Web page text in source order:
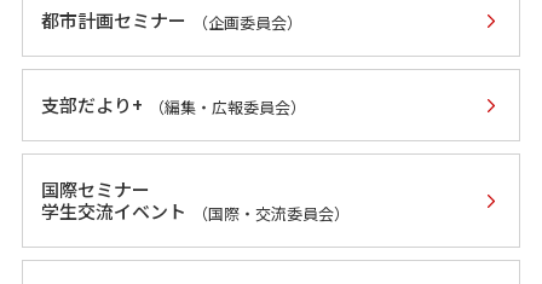
都市計画セミナー （企画委員会）
支部だより+ （編集・広報委員会）
国際セミナー
学生交流イベント
（国際・交流委員会）